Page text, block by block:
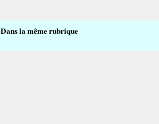
Dans la même rubrique